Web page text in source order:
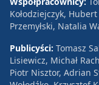
Kołodziejczyk,
Przemyłski, Natalia
Publicyści: Tomasz
Lisiewicz, Michał
Piotr Nisztor, Adrian